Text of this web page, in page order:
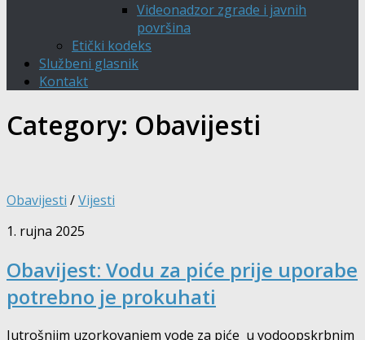
Videonadzor zgrade i javnih
površina
Etički kodeks
Službeni glasnik
Kontakt
Category: Obavijesti
Obavijesti /Vijesti
1. rujna 2025
Obavijest: Vodu za piće prije uporabe
potrebno je prokuhati
Jutrošnjim uzorkovanjem vode za piće u vodoopskrbnim